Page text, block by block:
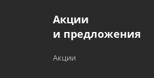
Акции
и предложения
Акции